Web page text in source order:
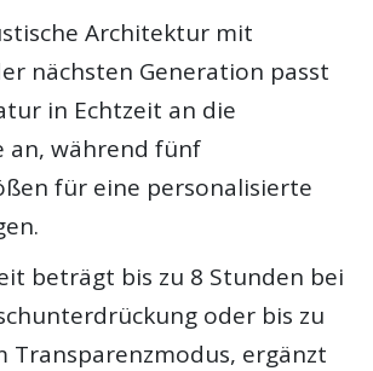
Architektur mit
nächsten Generation passt
in Echtzeit an die
an, während fünf
für eine personalisierte
beträgt bis zu 8 Stunden bei
oder bis zu
Transparenzmodus, ergänzt